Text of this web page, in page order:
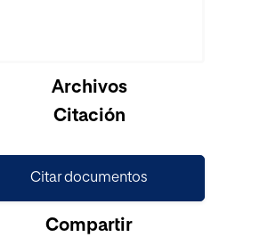
Cargando...Archivos
Citación
Citar documentos
Compartir